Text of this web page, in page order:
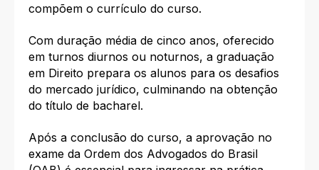
compõem o currículo do curso.
Com duração média de cinco anos, oferecido
em turnos diurnos ou noturnos, a graduação
em Direito prepara os alunos para os desafios
do mercado jurídico, culminando na obtenção
do título de bacharel.
Após a conclusão do curso, a aprovação no
exame da Ordem dos Advogados do Brasil